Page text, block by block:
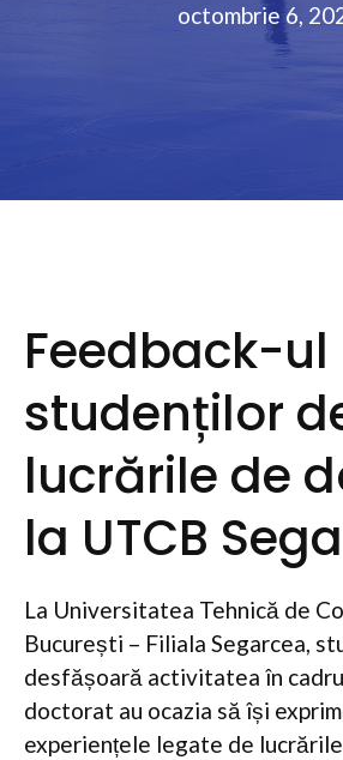
octombrie 6,
Feedback-ul
studenților
lucrările de
la UTCB
La Universitatea Tehnică de
București – Filiala Segarcea,
desfășoară activitatea în
doctorat au ocazia să își
experiențele legate de